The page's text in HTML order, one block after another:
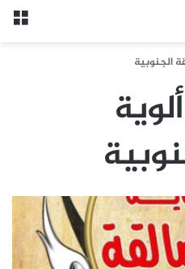
الجنوبية